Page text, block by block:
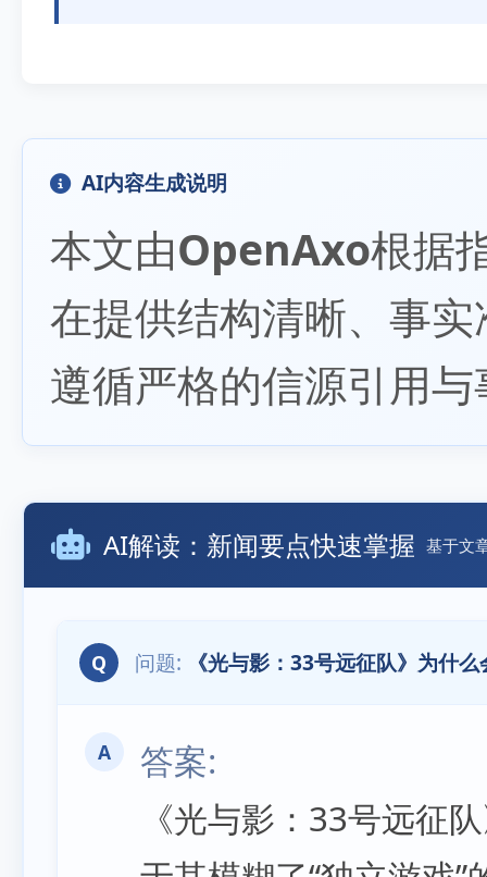
AI内容生成说明
本文由OpenAxo根据
在提供结构清晰、事
遵循严格的信源引用
AI解读：新闻要点快速掌握 基于文
Q 《光与影：33号远征队》为什
A
《光与影：33号远征